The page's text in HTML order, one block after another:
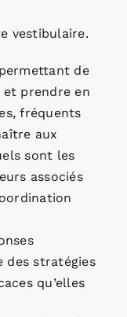
vestibulaire.
de
et prendre en
fréquents
aux
sont les
associés
des stratégies
qu’elles